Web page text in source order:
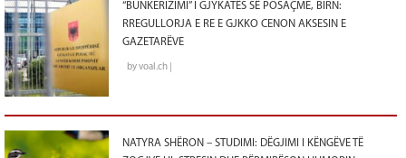
“BUNKERIZIMI” I GJYKATËS SË POSAÇME, BIRN:
RREGULLORJA E RE E GJKKO CENON AKSESIN E
GAZETARËVE
by voal.ch |
NATYRA SHËRON – STUDIMI: DËGJIMI I KËNGËVE TË